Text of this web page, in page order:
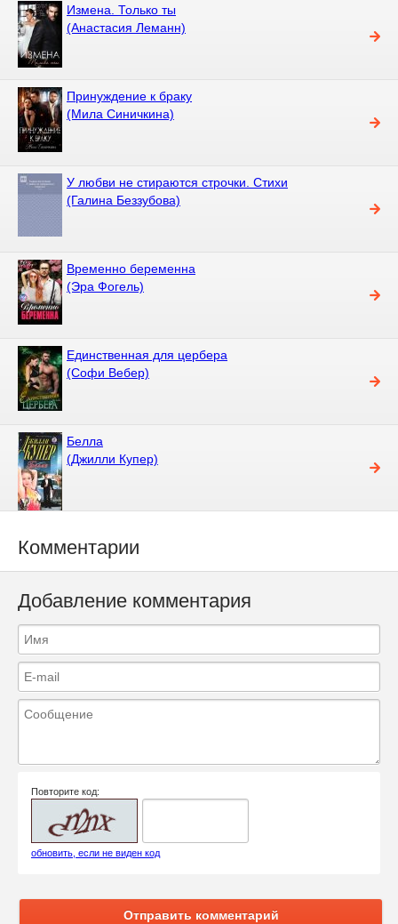
Измена. Только ты
(Анастасия Леманн)
Принуждение к браку
(Мила Синичкина)
У любви не стираются строчки. Стихи
(Галина Беззубова)
Временно беременна
(Эра Фогель)
Единственная для цербера
(Софи Вебер)
Белла
(Джилли Купер)
Комментарии
Добавление комментария
Повторите код:
обновить, если не виден код
Отправить комментарий